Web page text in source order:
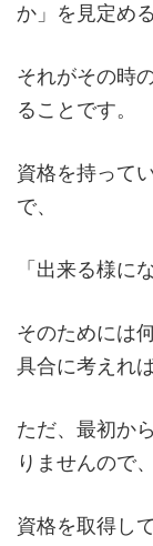
か」を見定め
それがその時
ることです。
資格を持って
で、
「出来る様に
そのためには
具合に考えれ
ただ、最初か
りませんので、
資格を取得し